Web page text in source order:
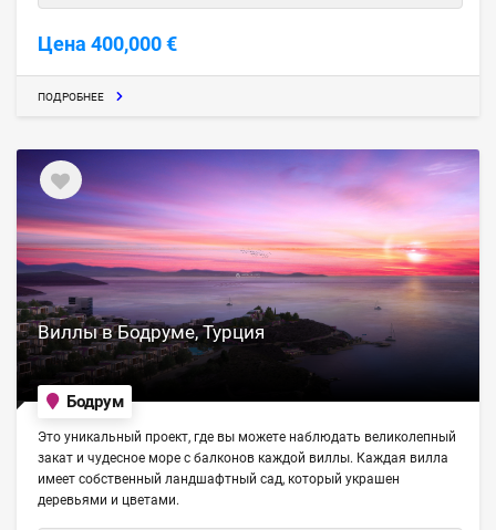
Цена 400,000 €
ПОДРОБНЕЕ
Виллы в Бодруме, Турция
Бодрум
Это уникальный проект, где вы можете наблюдать великолепный
закат и чудесное море с балконов каждой виллы. Каждая вилла
имеет собственный ландшафтный сад, который украшен
деревьями и цветами.